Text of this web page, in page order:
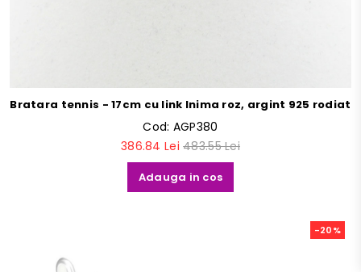
Bratara tennis - 17cm cu link Inima roz, argint 925 rodiat
Cod: AGP380
386.84 Lei483.55 Lei
Adauga in cos
-20%